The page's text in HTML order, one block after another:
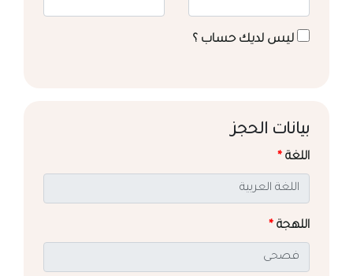
ليس لديك حساب ؟
بيانات الحجز
اللغة *
اللهجة *